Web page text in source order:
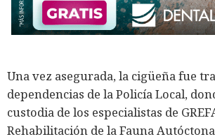
Una vez asegurada, la cigüeña fue
dependencias de la Policía Local,
custodia de los especialistas de
Rehabilitación de la Fauna